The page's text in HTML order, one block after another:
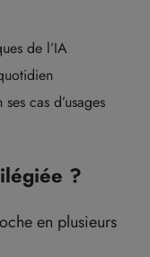
de l’IA
cas d’usages
?
en plusieurs